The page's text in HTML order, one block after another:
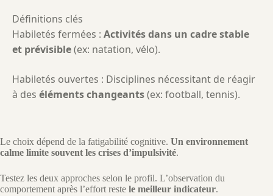
Définitions clés
Habiletés fermées : Activités dans un cadre stable
et prévisible(ex: natation, vélo).
Habiletés ouvertes : Disciplines nécessitant de réagir
à des éléments changeants(ex: football, tennis).
Le choix dépend de la fatigabilité cognitive. Un environnement
calme limite souvent les crises d’impulsivité.
Testez les deux approches selon le profil. L’observation du
comportement après l’effort reste le meilleur indicateur.